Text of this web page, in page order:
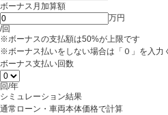
ボーナス月加算額
万円
/回
※ボーナスの支払額は50%が上限です
※ボーナス払いをしない場合は「０」を入力
ボーナス支払い回数
回/年
シミュレーション結果
通常ローン・車両本体価格で計算